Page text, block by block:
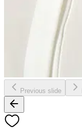
Previous slide